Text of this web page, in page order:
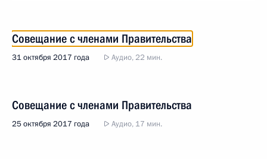
Совещание с членами Правительства
31 октября 2017 года Аудио, 22 мин.
Совещание с членами Правительства
25 октября 2017 года Аудио, 17 мин.